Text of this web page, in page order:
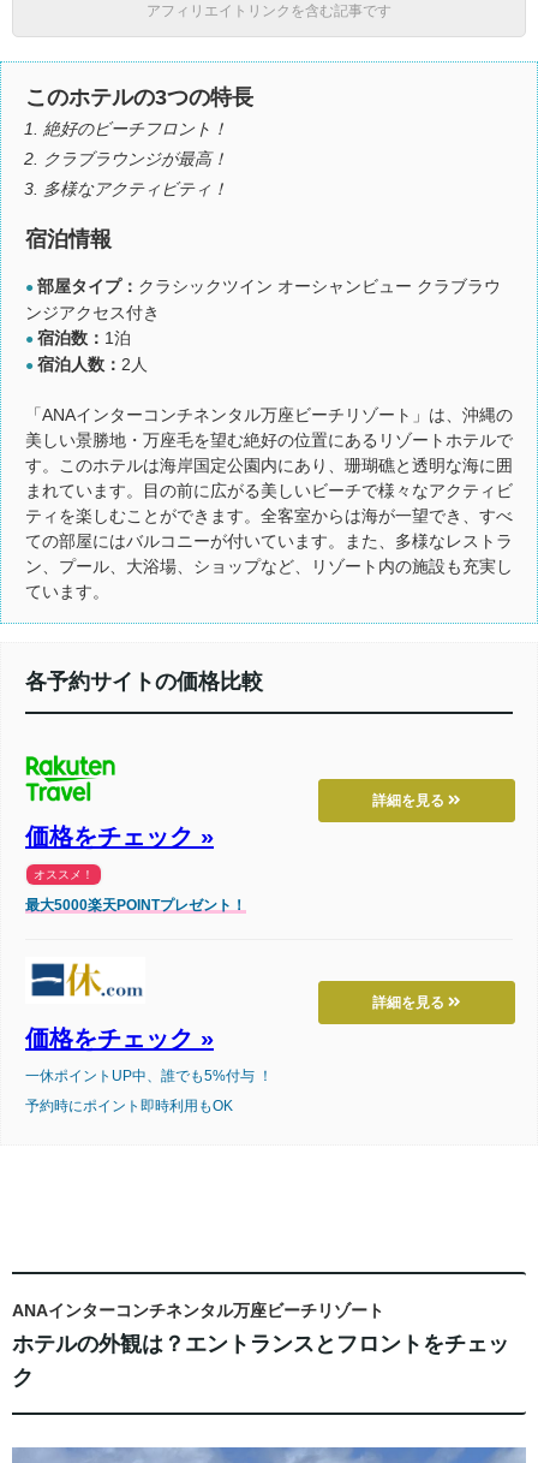
アフィリエイトリンクを含む記事です
このホテルの3つの特長
絶好のビーチフロント！
クラブラウンジが最高！
多様なアクティビティ！
宿泊情報
● 部屋タイプ： クラシックツイン オーシャンビュー クラブラウ
ンジアクセス付き
● 宿泊数： 1泊
● 宿泊人数： 2人
「ANAインターコンチネンタル万座ビーチリゾート」は、沖縄の
美しい景勝地・万座毛を望む絶好の位置にあるリゾートホテルで
す。このホテルは海岸国定公園内にあり、珊瑚礁と透明な海に囲
まれています。目の前に広がる美しいビーチで様々なアクティビ
ティを楽しむことができます。全客室からは海が一望でき、すべ
ての部屋にはバルコニーが付いています。また、多様なレストラ
ン、プール、大浴場、ショップなど、リゾート内の施設も充実し
ています。
各予約サイトの価格比較
詳細を見る
価格をチェック »
オススメ！
最大5000楽天POINTプレゼント！
詳細を見る
価格をチェック »
一休ポイントUP中、誰でも5%付与 ！
予約時にポイント即時利用もOK
ANAインターコンチネンタル万座ビーチリゾート
ホテルの外観は？エントランスとフロントをチェッ
ク